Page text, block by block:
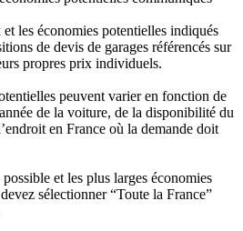
les économies potentielles indiqués
de devis de garages référencés sur
propres prix individuels.
peuvent varier en fonction de
de la voiture, de la disponibilité du
en France où la demande doit
et les plus larges économies
sélectionner “Toute la France”